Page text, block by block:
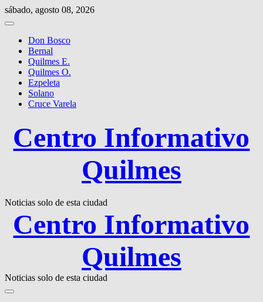
Saltar
al
sábado, agosto 08, 2026
Don Bosco
Bernal
Quilmes E.
Quilmes O.
Ezpeleta
Solano
Cruce Varela
Centro Informativo
Quilmes
Noticias solo de esta ciudad
Centro Informativo
Quilmes
Noticias solo de esta ciudad